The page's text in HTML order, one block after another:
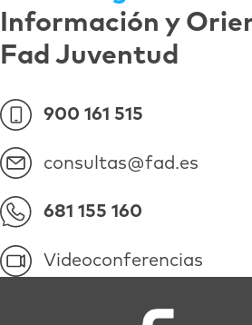
Información y
Fad Juventud
900 161 515
consultas@fad.es
681 155 160
Videoconferencias